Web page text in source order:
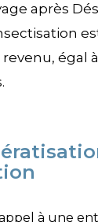
après
égal
à une